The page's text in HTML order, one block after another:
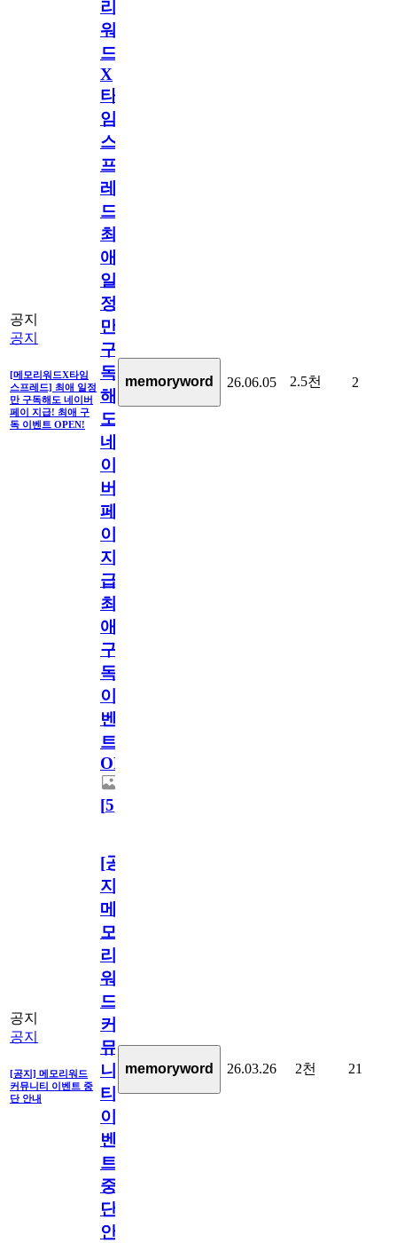
공지
공지
[메모리워드X타임
스프레드] 최애 일정
만 구독해도 네이버
페이 지급! 최애 구
독 이벤트 OPEN!
리
워
드
X
타
임
스
프
레
드]
최
애
일
정
만
구
독
해
도
네
이
버
페
이
지
급!
최
애
구
독
이
벤
트
OPEN!
[5]
memoryword 26.06.05 2.5천 2
공지
공지
[공지] 메모리워드
커뮤니티 이벤트 중
단 안내
[공
지]
메
모
리
워
드
커
뮤
니
티
이
벤
트
중
단
안
memoryword 26.03.26 2천 21